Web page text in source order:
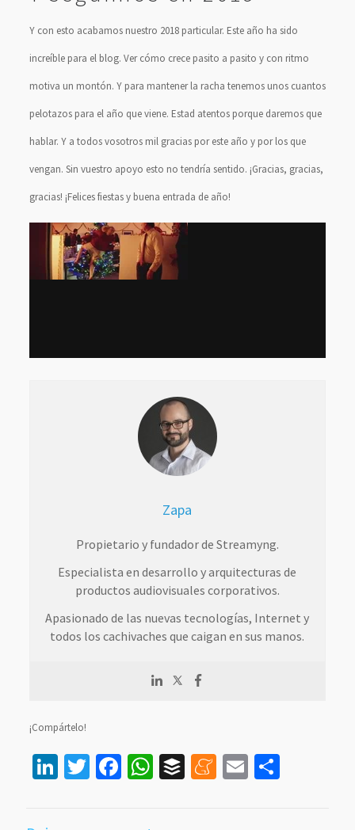
Y con esto acabamos nuestro 2018 particular. Este año ha sido
increíble para el blog. Ver cómo crece pasito a pasito y con ritmo
motiva un montón. Y para mantener la racha tenemos unos cuantos
pelotazos para el año que viene. Estad atentos porque daremos que
hablar. Y a todos vosotros mil gracias por este año y por los que
vengan. Sin vuestro apoyo esto no tendría sentido. ¡Gracias, gracias,
gracias! ¡Felices fiestas y buena entrada de año!
Zapa
Propietario y fundador de Streamyng.
Especialista en desarrollo y arquitecturas de
productos audiovisuales corporativos.
Apasionado de las nuevas tecnologías, Internet y
todos los cachivaches que caigan en sus manos.
¡Compártelo!
LinkedIn
Twitter
Facebook
WhatsApp
BufferMeneame
Email